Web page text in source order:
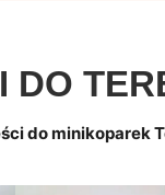
DO
do minikoparek